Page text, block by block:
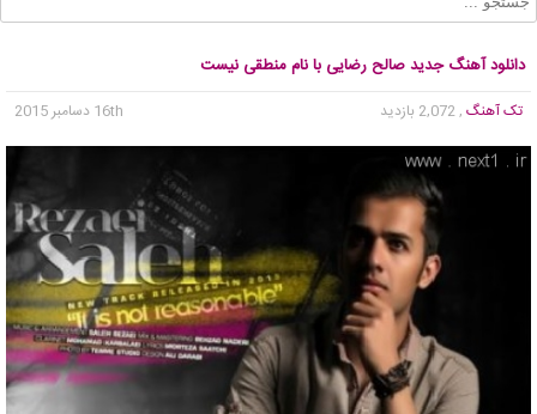
دانلود آهنگ جدید صالح رضایی با نام منطقی نیست
تک آهنگ , 2,072 بازدید 16th دسامبر 2015